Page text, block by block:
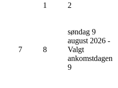
1 2
7 8
søndag 9
august 2026 -
Valgt
ankomstdagen
9